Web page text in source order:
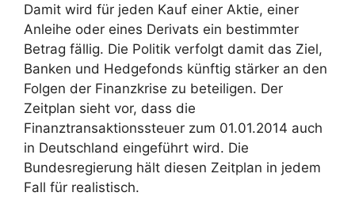
Damit wird für jeden Kauf einer Aktie, einer
Anleihe oder eines Derivats ein bestimmter
Betrag fällig. Die Politik verfolgt damit das Ziel,
Banken und Hedgefonds künftig stärker an den
Folgen der Finanzkrise zu beteiligen. Der
Zeitplan sieht vor, dass die
Finanztransaktionssteuer zum 01.01.2014 auch
in Deutschland eingeführt wird. Die
Bundesregierung hält diesen Zeitplan in jedem
Fall für realistisch.